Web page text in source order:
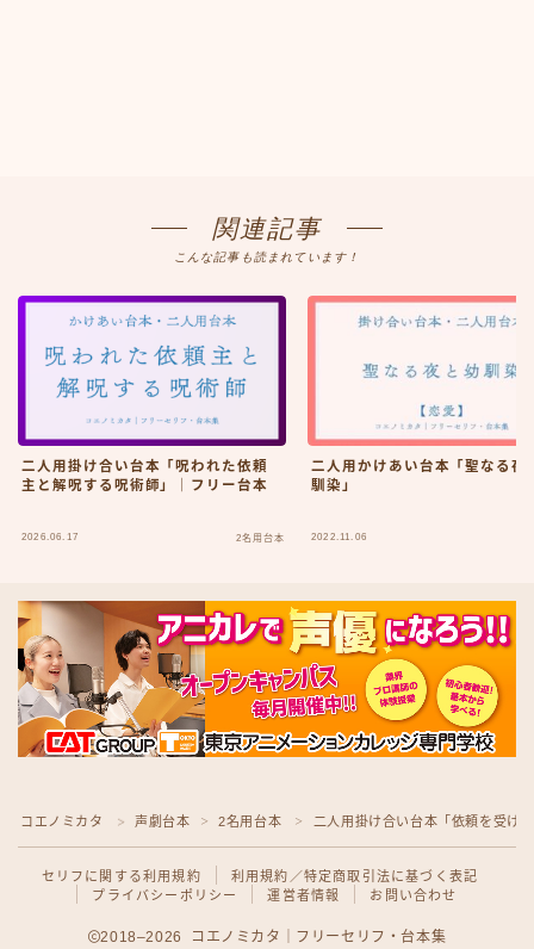
Follow Me
関連記事
こんな記事も読まれています！
二人用掛け合い台本「呪われた依頼
主と解呪する呪術師」｜フリー台本
2026.06.17 2名用台本
二人用かけあい台本「聖なる夜
馴染」
2022.11.06
コエノミカタ ＞ 声劇台本 ＞ 2名用台本 ＞ 二人用掛け合い台本「依頼を受け
セリフに関する利用規約
利用規約／特定商取引法に基づく表記
プライバシーポリシー
運営者情報 お問い合わせ
2018–2026 コエノミカタ｜フリーセリフ・台本集